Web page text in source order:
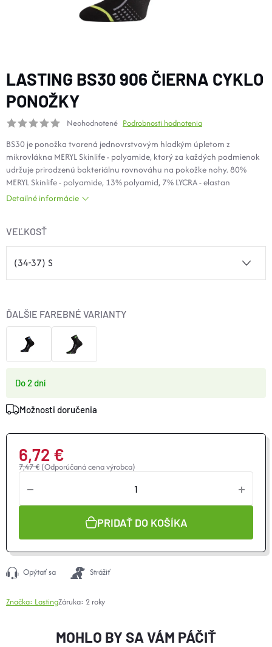
TOPÁNKY a PONOŽKY
CYKLISTIKA
Značky
Obchodné podmienky
Kontakty
Reklamácie
Zľavové kódy Blog Moja objednávka
LASTING BS30 906 ČIERNA CYKLO
PONOŽKY
Neohodnotené Podrobnosti hodnotenia
BS30 je ponožka tvorená jednovrstvovým hladkým úpletom z
mikrovlákna MERYL Skinlife - polyamide, ktorý za každých podmienok
udržuje prirodzenú bakteriálnu rovnováhu na pokožke nohy. 80%
MERYL Skinlife - polyamide, 13% polyamid, 7% LYCRA - elastan
Detailné informácie
VEĽKOSŤ
Do 2 dní
ĎALŠIE FAREBNÉ VARIANTY
Možnosti doručenia
7,47 € (Odporúčaná cena výrobca)
6,72 €
Jednotková
PRIDAŤ DO KOŠÍKA
Opýtať sa Strážiť
Značka: LastingZáruka: 2 roky
MOHLO BY SA VÁM PÁČIŤ